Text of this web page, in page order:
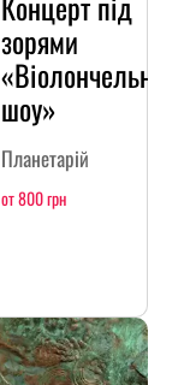
зорями
«Віолончельне
шоу»
Планетарій
от 800 грн